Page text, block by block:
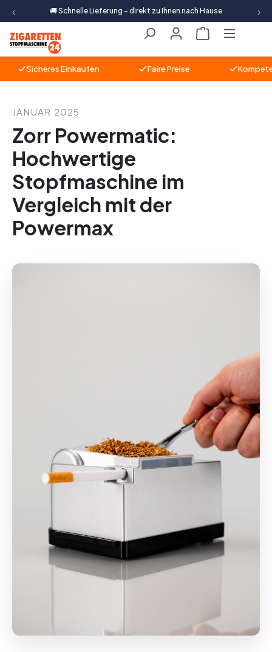
Zum Hauptinhalt springen
‹ 🚚 Schnelle Lieferung – direkt zu Ihnen nach Hause ›
Warenkorb
Sicheres Einkaufen Faire Preise Kompetente
JANUAR 2025
Zorr Powermatic:
Hochwertige
Stopfmaschine im
Vergleich mit der
Powermax